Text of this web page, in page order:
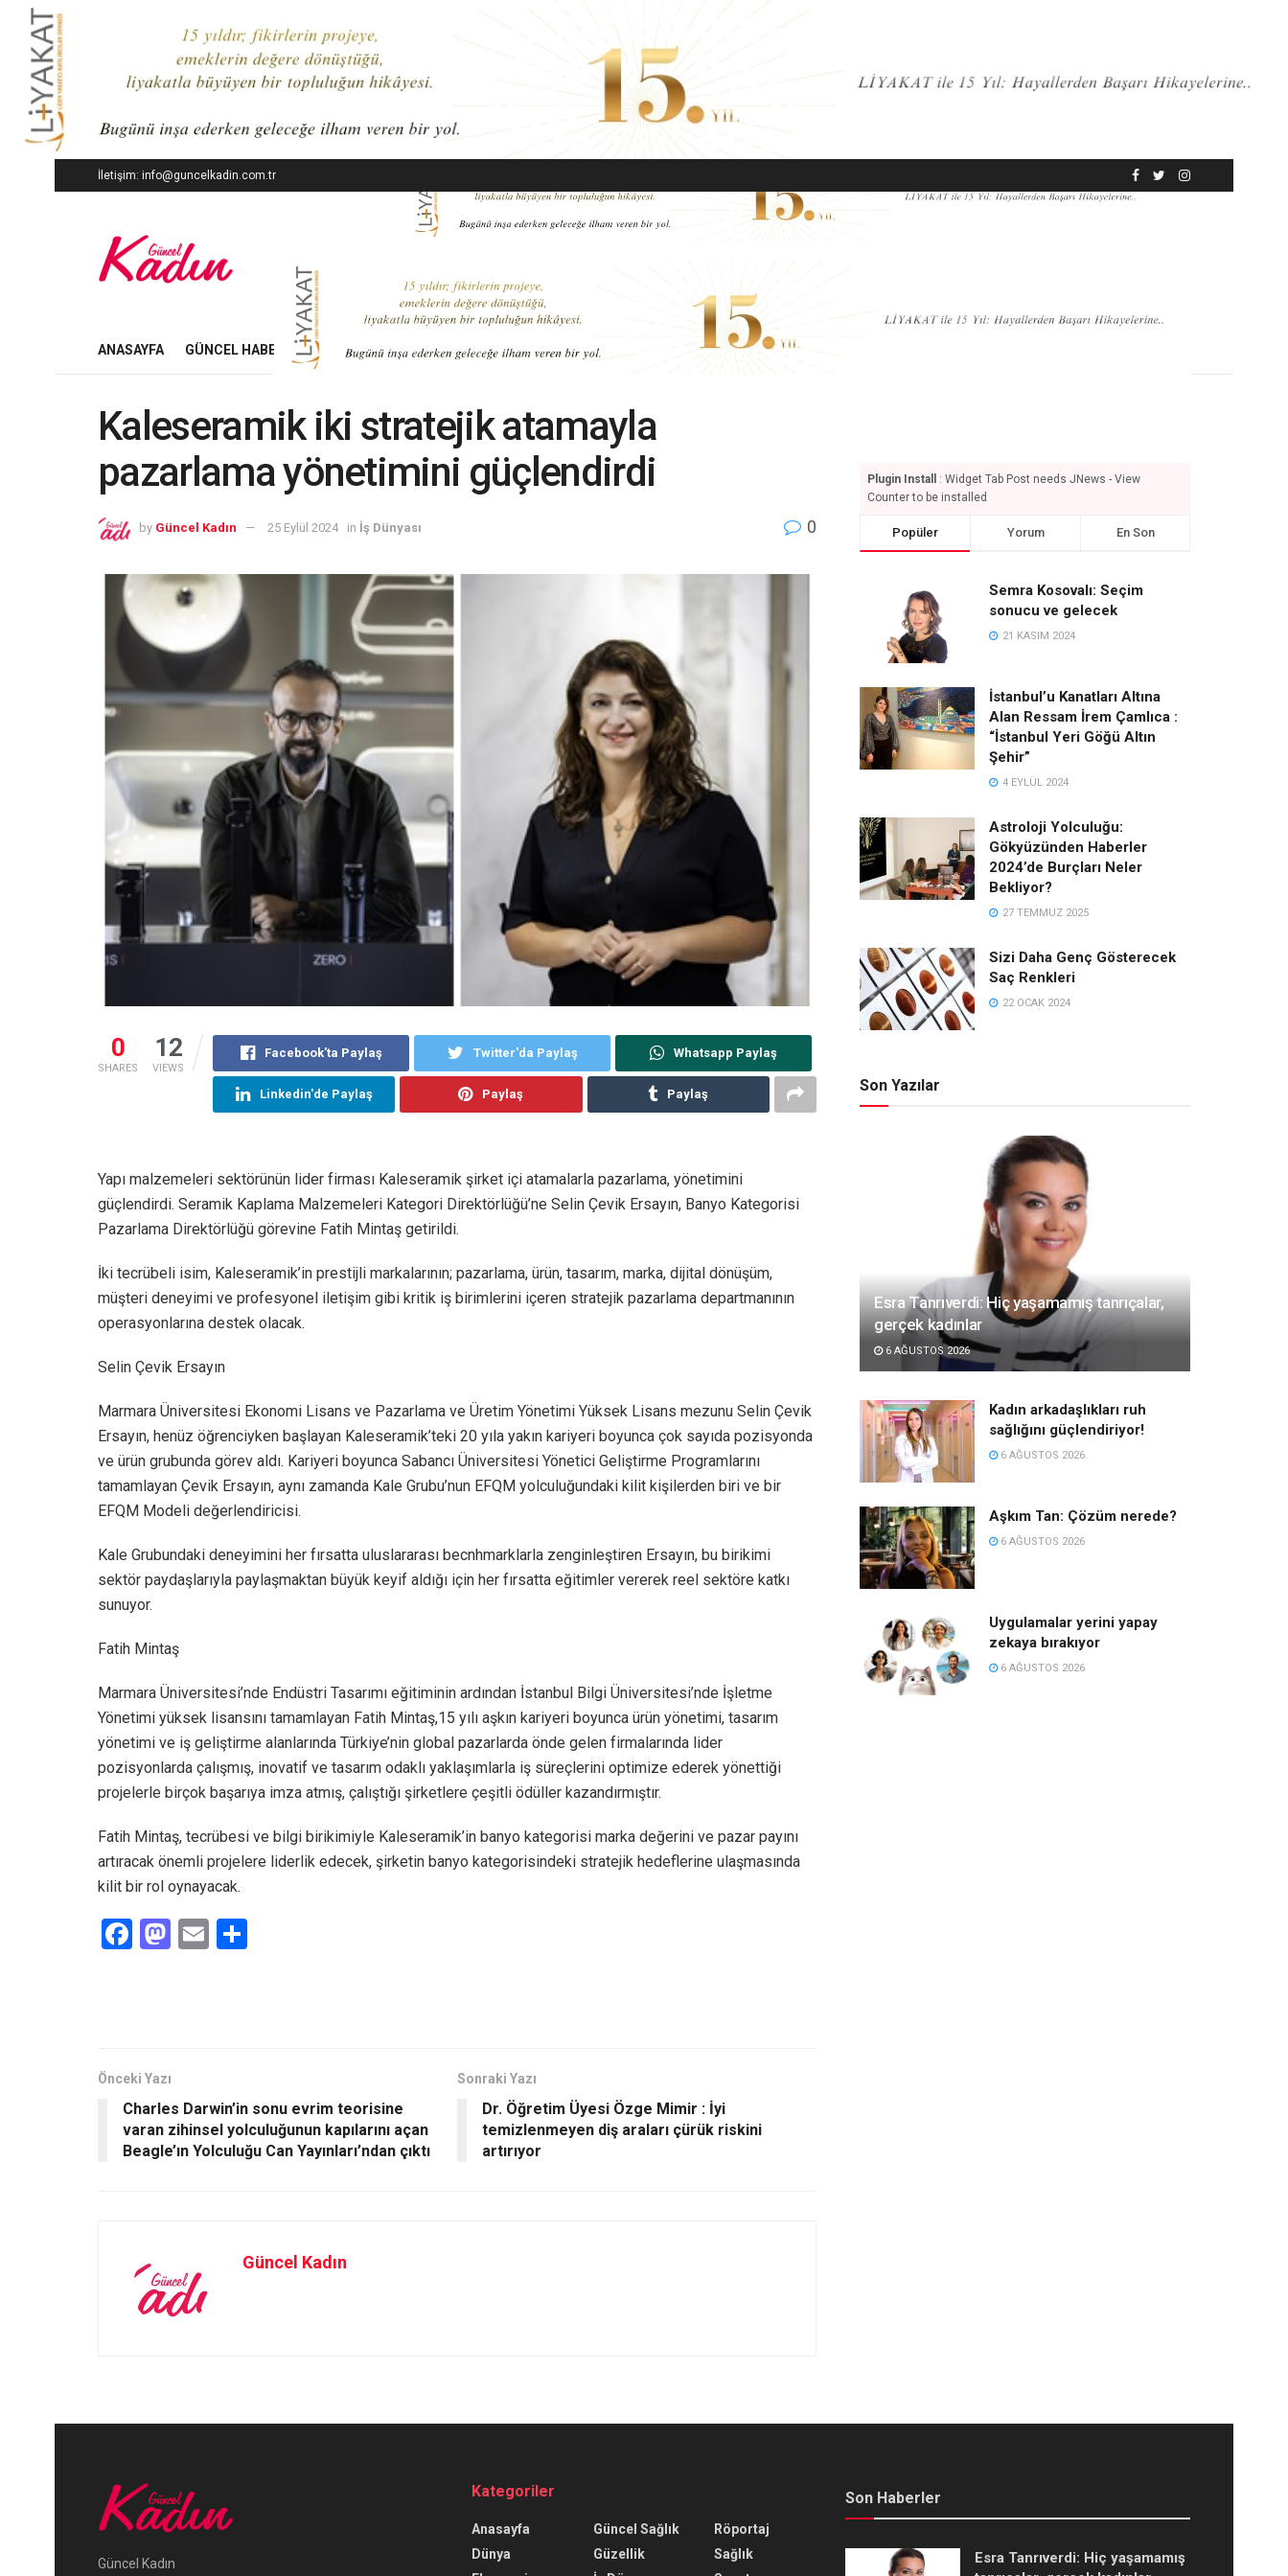
İletişim: info@guncelkadin.com.tr
ANASAYFA GÜNCEL HABERLER İŞ DÜNYASI EKONOMI MODA GÜZELLIK YAŞAM SANAT
Kaleseramik iki stratejik atamayla
pazarlama yönetimini güçlendirdi
by Güncel Kadın 25 Eylül 2024 in İş Dünyası 0
0
SHARES
12
VIEWS
Facebook'ta Paylaş Twitter'da Paylaş Whatsapp Paylaş
Linkedin'de Paylaş Paylaş Paylaş
Yapı malzemeleri sektörünün lider firması Kaleseramik şirket içi atamalarla pazarlama, yönetimini
güçlendirdi. Seramik Kaplama Malzemeleri Kategori Direktörlüğü’ne Selin Çevik Ersayın, Banyo Kategorisi
Pazarlama Direktörlüğü görevine Fatih Mintaş getirildi.
İki tecrübeli isim, Kaleseramik’in prestijli markalarının; pazarlama, ürün, tasarım, marka, dijital dönüşüm,
müşteri deneyimi ve profesyonel iletişim gibi kritik iş birimlerini içeren stratejik pazarlama departmanının
operasyonlarına destek olacak.
Selin Çevik Ersayın
Marmara Üniversitesi Ekonomi Lisans ve Pazarlama ve Üretim Yönetimi Yüksek Lisans mezunu Selin Çevik
Ersayın, henüz öğrenciyken başlayan Kaleseramik’teki 20 yıla yakın kariyeri boyunca çok sayıda pozisyonda
ve ürün grubunda görev aldı. Kariyeri boyunca Sabancı Üniversitesi Yönetici Geliştirme Programlarını
tamamlayan Çevik Ersayın, aynı zamanda Kale Grubu’nun EFQM yolculuğundaki kilit kişilerden biri ve bir
EFQM Modeli değerlendiricisi.
Kale Grubundaki deneyimini her fırsatta uluslararası becnhmarklarla zenginleştiren Ersayın, bu birikimi
sektör paydaşlarıyla paylaşmaktan büyük keyif aldığı için her fırsatta eğitimler vererek reel sektöre katkı
sunuyor.
Fatih Mintaş
Marmara Üniversitesi’nde Endüstri Tasarımı eğitiminin ardından İstanbul Bilgi Üniversitesi’nde İşletme
Yönetimi yüksek lisansını tamamlayan Fatih Mintaş,15 yılı aşkın kariyeri boyunca ürün yönetimi, tasarım
yönetimi ve iş geliştirme alanlarında Türkiye’nin global pazarlarda önde gelen firmalarında lider
pozisyonlarda çalışmış, inovatif ve tasarım odaklı yaklaşımlarla iş süreçlerini optimize ederek yönettiği
projelerle birçok başarıya imza atmış, çalıştığı şirketlere çeşitli ödüller kazandırmıştır.
Fatih Mintaş, tecrübesi ve bilgi birikimiyle Kaleseramik’in banyo kategorisi marka değerini ve pazar payını
artıracak önemli projelere liderlik edecek, şirketin banyo kategorisindeki stratejik hedeflerine ulaşmasında
kilit bir rol oynayacak.
F
o
k
M
n
E
Önceki Yazı
Charles Darwin’in sonu evrim teorisine
varan zihinsel yolculuğunun kapılarını açan
Beagle’ın Yolculuğu Can Yayınları’ndan çıktı
Sonraki Yazı
Dr. Öğretim Üyesi Özge Mimir : İyi
temizlenmeyen diş araları çürük riskini
artırıyor
Güncel Kadın
Plugin Install
: Widget Tab Post needs JNews - View
Counter to be installed
Popüler Yorum En Son
Semra Kosovalı: Seçim
sonucu ve gelecek
21 KASIM 2024
İstanbul’u Kanatları Altına
Alan Ressam İrem Çamlıca :
“İstanbul Yeri Göğü Altın
Şehir”
4 EYLÜL 2024
Astroloji Yolculuğu:
Gökyüzünden Haberler
2024’de Burçları Neler
Bekliyor?
27 TEMMUZ 2025
Sizi Daha Genç Gösterecek
Saç Renkleri
22 OCAK 2024
Son Yazılar
Esra Tanrıverdi: Hiç yaşamamış tanrıçalar,
gerçek kadınlar
6 AĞUSTOS 2026
Kadın arkadaşlıkları ruh
sağlığını güçlendiriyor!
6 AĞUSTOS 2026
Aşkım Tan: Çözüm nerede?
6 AĞUSTOS 2026
Uygulamalar yerini yapay
zekaya bırakıyor
6 AĞUSTOS 2026
Güncel Kadın
Kategoriler
Anasayfa
Dünya
Güncel Sağlık
Güzellik
Röportaj
Sağlık
Son Haberler
Esra Tanrıverdi: Hiç yaşamamış